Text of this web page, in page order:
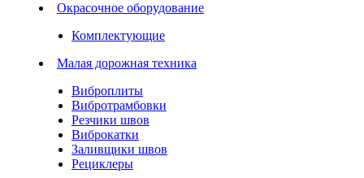
Окрасочное оборудование
Комплектующие
Малая дорожная техника
Виброплиты
Вибротрамбовки
Резчики швов
Виброкатки
Заливщики швов
Рециклеры